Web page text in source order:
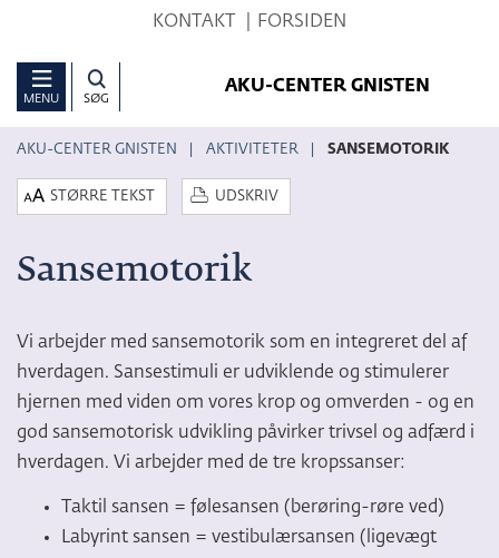
Hop
sidens
KONTAKT FORSIDEN
MENU SØG
AKU-CENTER GNISTEN
AKU-CENTER GNISTEN AKTIVITETER SANSEMOTORIK
STØRRE TEKST UDSKRIV
Sansemotorik
Vi arbejder med sansemotorik som en integreret del af
hverdagen. Sansestimuli er udviklende og stimulerer
hjernen med viden om vores krop og omverden - og en
god sansemotorisk udvikling påvirker trivsel og adfærd i
hverdagen. Vi arbejder med de tre kropssanser:
Taktil sansen = følesansen (berøring-røre ved)
Labyrint sansen = vestibulærsansen (ligevægt